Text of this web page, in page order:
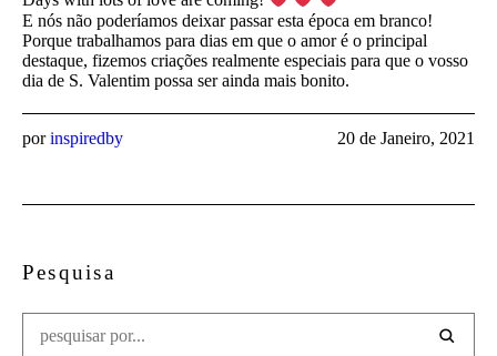
E nós não poderíamos deixar passar esta época em branco!
Porque trabalhamos para dias em que o amor é o principal
destaque, fizemos criações realmente especiais para que o vosso
dia de S. Valentim possa ser ainda mais bonito.
20 de Janeiro, 2021
porinspiredby
Pesquisa